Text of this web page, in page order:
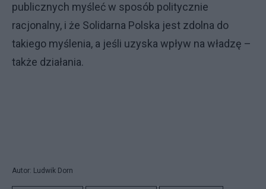
publicznych myśleć w sposób politycznie
racjonalny, i że Solidarna Polska jest zdolna do
takiego myślenia, a jeśli uzyska wpływ na władzę –
także działania.
Autor: Ludwik Dorn